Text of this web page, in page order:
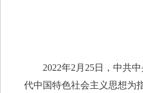
2022年2月25日，中共中
代中国特色社会主义思想为